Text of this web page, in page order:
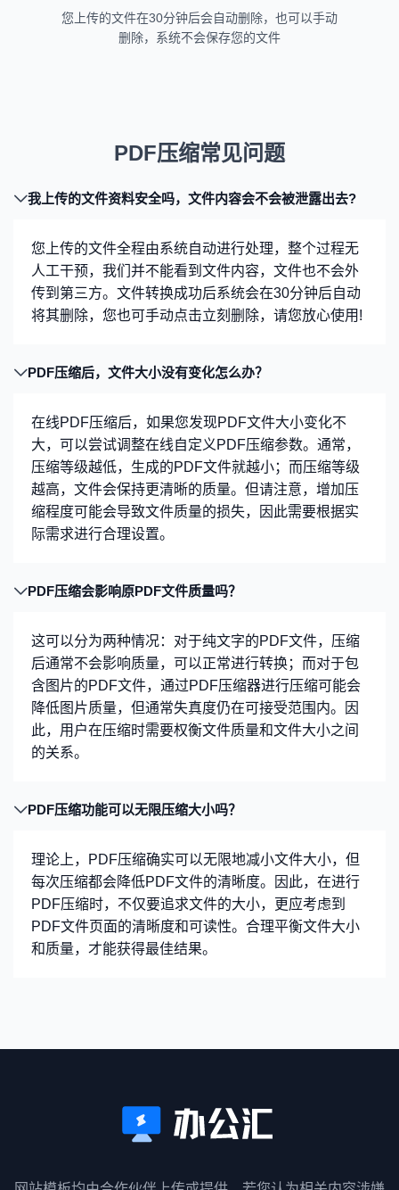
您上传的文件在30分钟后会自动删除，也可以手动
删除，系统不会保存您的文件
PDF压缩常见问题
我上传的文件资料安全吗，文件内容会不会被泄露出去?
您上传的文件全程由系统自动进行处理，整个过程无
人工干预，我们并不能看到文件内容，文件也不会外
传到第三方。文件转换成功后系统会在30分钟后自动
将其删除，您也可手动点击立刻删除，请您放心使用!
PDF压缩后，文件大小没有变化怎么办？
在线PDF压缩后，如果您发现PDF文件大小变化不
大，可以尝试调整在线自定义PDF压缩参数。通常，
压缩等级越低，生成的PDF文件就越小；而压缩等级
越高，文件会保持更清晰的质量。但请注意，增加压
缩程度可能会导致文件质量的损失，因此需要根据实
际需求进行合理设置。
PDF压缩会影响原PDF文件质量吗？
这可以分为两种情况：对于纯文字的PDF文件，压缩
后通常不会影响质量，可以正常进行转换；而对于包
含图片的PDF文件，通过PDF压缩器进行压缩可能会
降低图片质量，但通常失真度仍在可接受范围内。因
此，用户在压缩时需要权衡文件质量和文件大小之间
的关系。
PDF压缩功能可以无限压缩大小吗？
理论上，PDF压缩确实可以无限地减小文件大小，但
每次压缩都会降低PDF文件的清晰度。因此，在进行
PDF压缩时，不仅要追求文件的大小，更应考虑到
PDF文件页面的清晰度和可读性。合理平衡文件大小
和质量，才能获得最佳结果。